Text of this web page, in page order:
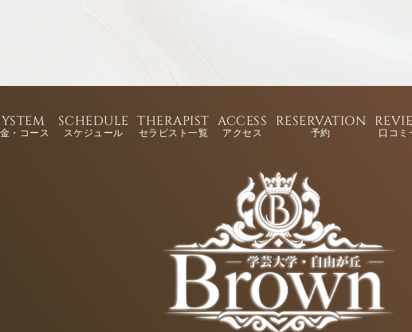
・コース
SCHEDULE
スケジュール
THERAPIST
セラピスト一覧
ACCESS
アクセス
RESERVATION
予約 口コミ